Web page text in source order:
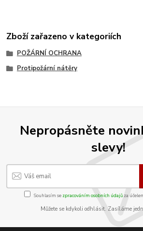
Zboží zařazeno v kategoriích
POŽÁRNÍ OCHRANA
Protipožární nátěry
Nepropásněte
slevy!
Souhlasím se zpracováním osobních údajůza
Můžete se kdykoli odhlásit. Zasíláme